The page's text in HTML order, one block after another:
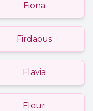
Fiona
Firdaous
Flavia
Fleur